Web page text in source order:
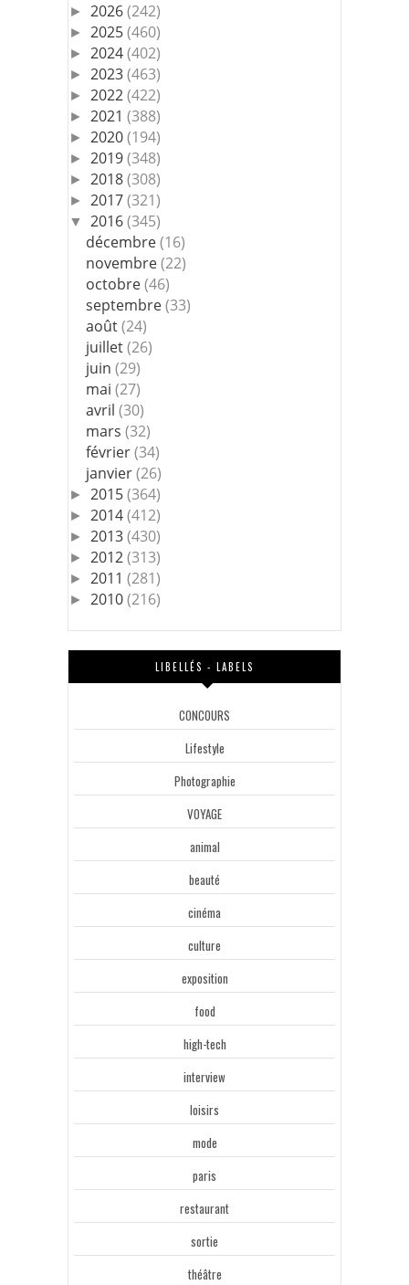
► 2026(242)
► 2025(460)
► 2024(402)
► 2023(463)
► 2022(422)
► 2021 (388)
► 2020(194)
► 2019(348)
► 2018(308)
► 2017(321)
▼ 2016(345)
décembre(16)
novembre(22)
octobre(46)
septembre(33)
août(24)
juillet(26)
juin(29)
mai(27)
avril(30)
mars(32)
février(34)
janvier(26)
► 2015(364)
► 2014(412)
► 2013(430)
► 2012(313)
► 2011 (281)
► 2010(216)
LIBELLÉS - LABELS
CONCOURS
Lifestyle
Photographie
VOYAGE
animal
beauté
cinéma
culture
exposition
food
high-tech
interview
loisirs
mode
paris
restaurant
sortie
théâtre